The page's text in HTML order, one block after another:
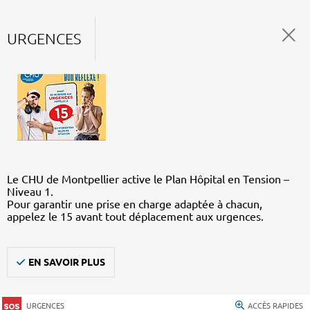
URGENCES
Le CHU de Montpellier active le Plan Hôpital en Tension –
Niveau 1.
Pour garantir une prise en charge adaptée à chacun,
appelez le 15 avant tout déplacement aux urgences.
EN SAVOIR PLUS
URGENCES ACCÈS RAPIDES